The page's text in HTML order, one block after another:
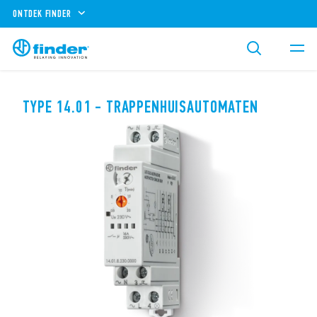
ONTDEK FINDER
TYPE 14.01 - TRAPPENHUISAUTOMATEN